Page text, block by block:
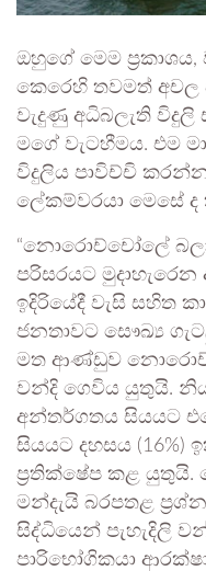
ඔහුගේ මෙම
කෙරෙහි තවමත්
වැදුණු අධිබලැති
මගේ වැටහීමය. එම
විදුලිය පාවිච්චි
ලේකම්වරයා මෙසේ ද
“නොරොච්චෝලේ
පරිසරයට
ඉදිරියේදී වැසි සහිත
ජනතාවට සෞඛ්‍ය
මත ආණ්ඩුව
වන්දි ගෙවිය යුතුයි.
අන්තර්ගතය සියයට
සියයට දහසය
ප්‍රතික්ෂේප කළ
මන්දැයි බරපතළ
සිද්ධියෙන් පැහැදිලි
පාරිභෝගිකයා